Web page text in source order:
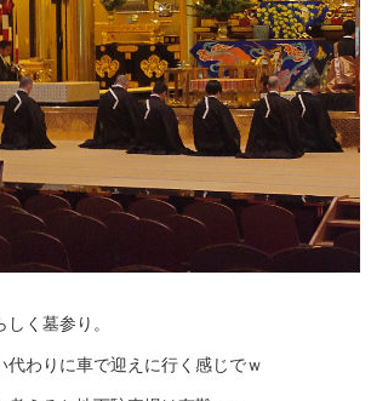
く墓参り。
代わりに車で迎えに行く感じでｗ